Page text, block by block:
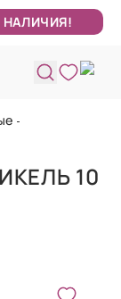
НАЛИЧИЯ!
10